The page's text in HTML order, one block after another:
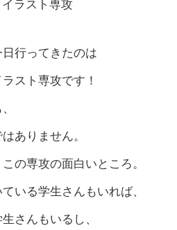
行ってきたのは
スト専攻です！
ありません。
の専攻の面白いところ。
いる学生さんもいれば、
さんもいるし、